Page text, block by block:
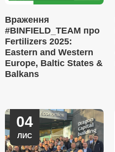
Враження
#BINFIELD_TEAM про
Fertilizers 2025:
Eastern and Western
Europe, Baltic States &
Balkans
04
ЛИС